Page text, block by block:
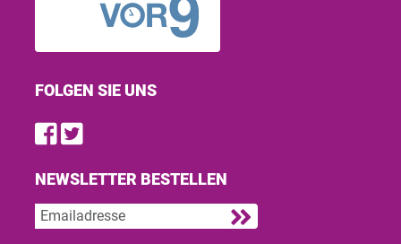
FOLGEN SIE UNS
Find us on Facebook
Follow us on Twitter
NEWSLETTER BESTELLEN